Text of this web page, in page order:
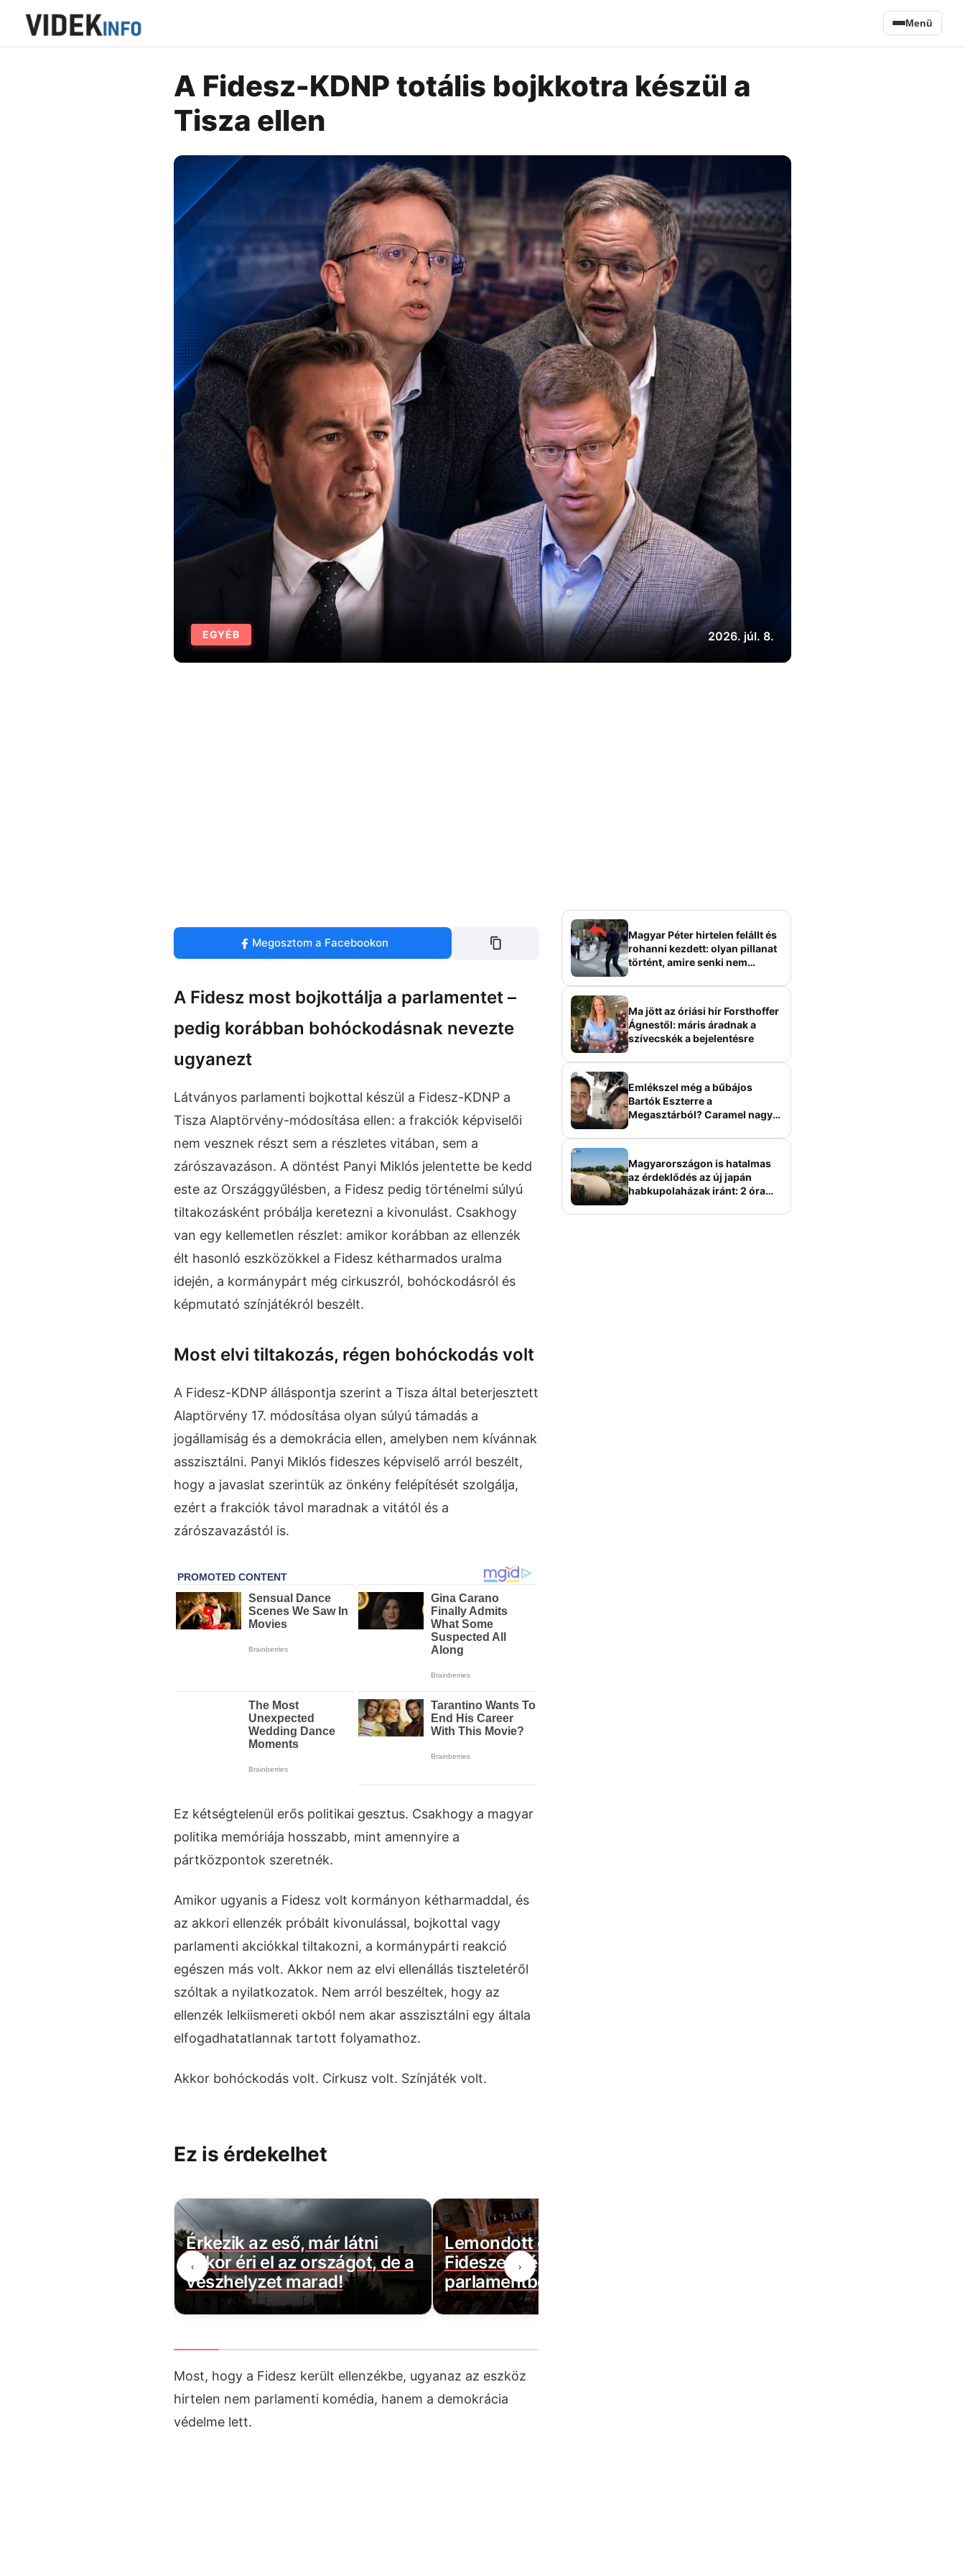
Menü
A Fidesz-KDNP totális bojkkotra készül a
Tisza ellen
EGYÉB 2026. júl. 8.
Megosztom a Facebookon
A Fidesz most bojkottálja a parlamentet –
pedig korábban bohóckodásnak nevezte
ugyanezt
Látványos parlamenti bojkottal készül a Fidesz-KDNP a
Tisza Alaptörvény-módosítása ellen: a frakciók képviselői
nem vesznek részt sem a részletes vitában, sem a
zárószavazáson. A döntést Panyi Miklós jelentette be kedd
este az Országgyűlésben, a Fidesz pedig történelmi súlyú
tiltakozásként próbálja keretezni a kivonulást. Csakhogy
van egy kellemetlen részlet: amikor korábban az ellenzék
élt hasonló eszközökkel a Fidesz kétharmados uralma
idején, a kormánypárt még cirkuszról, bohóckodásról és
képmutató színjátékról beszélt.
Most elvi tiltakozás, régen bohóckodás volt
A Fidesz-KDNP álláspontja szerint a Tisza által beterjesztett
Alaptörvény 17. módosítása olyan súlyú támadás a
jogállamiság és a demokrácia ellen, amelyben nem kívánnak
asszisztálni. Panyi Miklós fideszes képviselő arról beszélt,
hogy a javaslat szerintük az önkény felépítését szolgálja,
ezért a frakciók távol maradnak a vitától és a
zárószavazástól is.
Ez kétségtelenül erős politikai gesztus. Csakhogy a magyar
politika memóriája hosszabb, mint amennyire a
pártközpontok szeretnék.
Amikor ugyanis a Fidesz volt kormányon kétharmaddal, és
az akkori ellenzék próbált kivonulással, bojkottal vagy
parlamenti akciókkal tiltakozni, a kormánypárti reakció
egészen más volt. Akkor nem az elvi ellenállás tiszteletéről
szóltak a nyilatkozatok. Nem arról beszéltek, hogy az
ellenzék lelkiismereti okból nem akar asszisztálni egy általa
elfogadhatatlannak tartott folyamathoz.
Akkor bohóckodás volt. Cirkusz volt. Színjáték volt.
Ez is érdekelhet
‹
Érkezik az eső, már látni
mikor éri el az országot, de a
vészhelyzet marad!
Lemondott egy újabb
Fideszes képviselő a
parlamentben
›
Most, hogy a Fidesz került ellenzékbe, ugyanaz az eszköz
hirtelen nem parlamenti komédia, hanem a demokrácia
védelme lett.
Magyar Péter hirtelen felállt és
rohanni kezdett: olyan pillanat
történt, amire senki nem
Ma jött az óriási hír Forsthoffer
Ágnestől: máris áradnak a
szívecskék a bejelentésre
Emlékszel még a bűbájos
Bartók Eszterre a
Megasztárból? Caramel nagy
Magyarországon is hatalmas
az érdeklődés az új japán
habkupolaházak iránt: 2 óra
elképesztő áron hirdetik őket